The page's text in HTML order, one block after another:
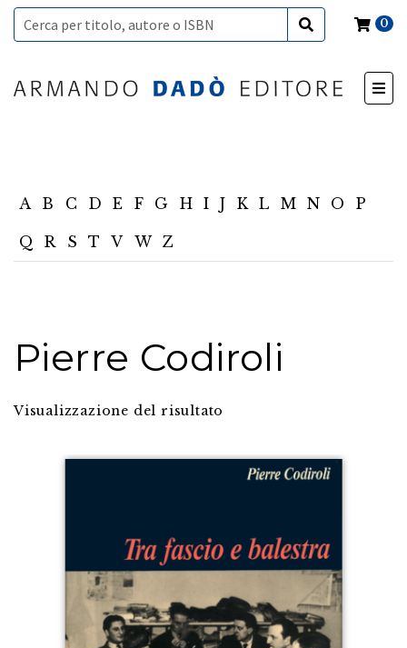
0
A B C D E F G H I J K L M N O P
Q R S T V W Z
Pierre Codiroli
Visualizzazione del risultato